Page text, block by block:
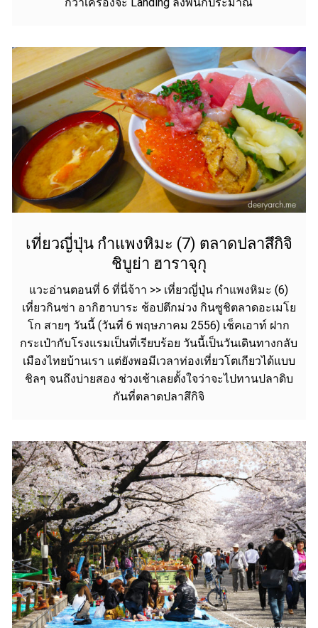
กว่าเครื่องจะ Landing ลงพื้นก็ประมาณ
เที่ยวญี่ปุ่น กำแพงหิมะ (7) ตลาดปลาสึกิจิ
ชิบูย่า ฮาราจุกุ
แวะอ่านตอนที่ 6 ที่นี่จ้าา >> เที่ยวญี่ปุ่น กำแพงหิมะ (6)
เที่ยวกินซ่า อากิฮาบาระ ช้อปตึกม่วง กินซูชิตลาดอะเมโย
โก สายๆ วันนี้ (วันที่ 6 พฤษภาคม 2556) เช็คเอาท์ ฝาก
กระเป๋ากับโรงแรมเป็นที่เรียบร้อย วันนี้เป็นวันเดินทางกลับ
เมืองไทยบ้านเรา แต่ยังพอมีเวลาท่องเที่ยวโตเกียวได้แบบ
ชิลๆ จนถึงบ่ายสอง ช่วงเช้าเลยตั้งใจว่าจะไปทานปลาดิบ
กันที่ตลาดปลาสึกิจิ